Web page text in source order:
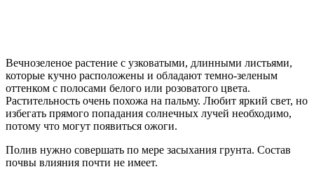
Вечнозеленое растение с узковатыми, длинными листьями,
которые кучно расположены и обладают темно-зеленым
оттенком с полосами белого или розоватого цвета.
Растительность очень похожа на пальму. Любит яркий свет, но
избегать прямого попадания солнечных лучей необходимо,
потому что могут появиться ожоги.
Полив нужно совершать по мере засыхания грунта. Состав
почвы влияния почти не имеет.